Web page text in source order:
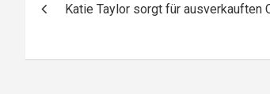
Katie Taylor sorgt für ausverkauften